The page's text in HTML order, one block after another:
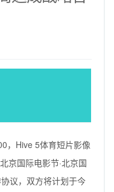
，Hive 5体育短片影像
京国际电影节·北京国
议，双方将计划于今